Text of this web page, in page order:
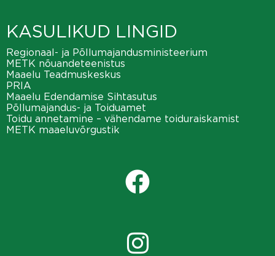
KASULIKUD LINGID
Regionaal- ja Põllumajandusministeerium
METK nõuandeteenistus
Maaelu Teadmuskeskus
PRIA
Maaelu Edendamise Sihtasutus
Põllumajandus- ja Toiduamet
Toidu annetamine – vähendame toiduraiskamist
METK maaeluvõrgustik